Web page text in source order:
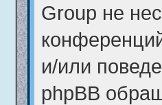
Group не
и/или
phpBB